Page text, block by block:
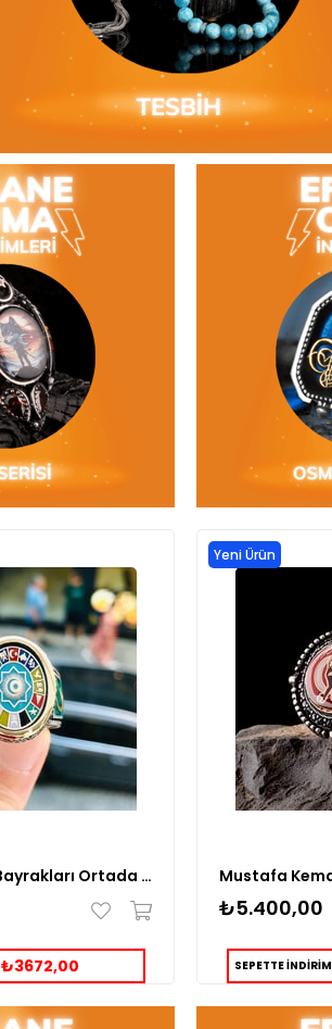
16 Türk Devleti Bayrakları Ortada Kenar Kısımları Tuğra Üç Hilal İşlemeli Gümüş Yüzük
₺3672,00
₺5.400,00
SEPETTE İNDİRİM
Yeni Ürün